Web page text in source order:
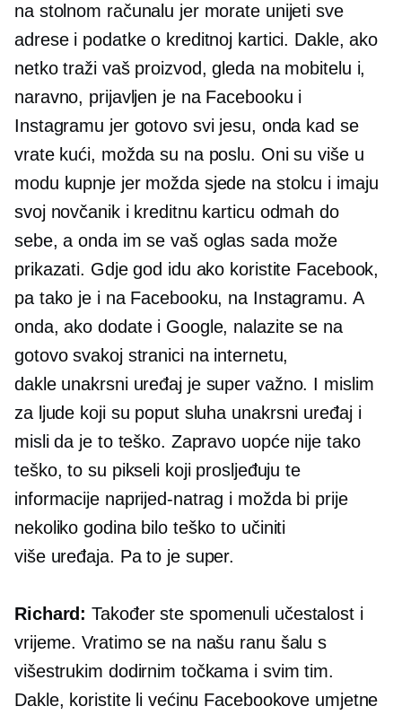
na stolnom računalu jer morate unijeti sve
adrese i podatke o kreditnoj kartici. Dakle, ako
netko traži vaš proizvod, gleda na mobitelu i,
naravno, prijavljen je na Facebooku i
Instagramu jer gotovo svi jesu, onda kad se
vrate kući, možda su na poslu. Oni su više u
modu kupnje jer možda sjede na stolcu i imaju
svoj novčanik i kreditnu karticu odmah do
sebe, a onda im se vaš oglas sada može
prikazati. Gdje god idu ako koristite Facebook,
pa tako je i na Facebooku, na Instagramu. A
onda, ako dodate i Google, nalazite se na
gotovo svakoj stranici na internetu,
dakle unakrsni uređajje super važno. I mislim
za ljude koji su poput sluha unakrsni uređaji
misli da je to teško. Zapravo uopće nije tako
teško, to su pikseli koji prosljeđuju te
informacije naprijed-natrag i možda bi prije
nekoliko godina bilo teško to učiniti
više uređaja. Pa to je super.
Richard: Također ste spomenuli učestalost i
vrijeme. Vratimo se na našu ranu šalu s
višestrukim dodirnim točkama i svim tim.
Dakle, koristite li većinu Facebookove umjetne